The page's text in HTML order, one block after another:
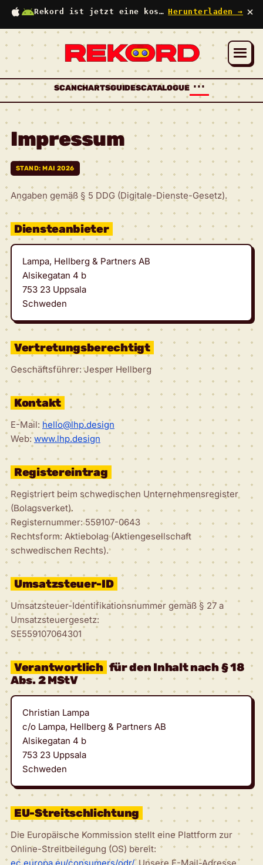
Rekord ist jetzt eine kostenlose App Herunterladen → ×
SCANCHARTSGUIDESCATALOGUE ⋯
Impressum
STAND: MAI 2026
Angaben gemäß § 5 DDG (Digitale-Dienste-Gesetz).
Diensteanbieter
Lampa, Hellberg & Partners AB
Alsikegatan 4 b
753 23 Uppsala
Schweden
Vertretungsberechtigt
Geschäftsführer: Jesper Hellberg
Kontakt
E-Mail: hello@lhp.design
Web: www.lhp.design
Registereintrag
Registriert beim schwedischen Unternehmensregister
(Bolagsverket).
Registernummer: 559107-0643
Rechtsform: Aktiebolag (Aktiengesellschaft
schwedischen Rechts).
Umsatzsteuer-ID
Umsatzsteuer-Identifikationsnummer gemäß § 27 a
Umsatzsteuergesetz:
SE559107064301
Verantwortlich für den Inhalt nach § 18
Abs. 2 MStV
Christian Lampa
c/o Lampa, Hellberg & Partners AB
Alsikegatan 4 b
753 23 Uppsala
Schweden
EU-Streitschlichtung
Die Europäische Kommission stellt eine Plattform zur
Online-Streitbeilegung (OS) bereit: